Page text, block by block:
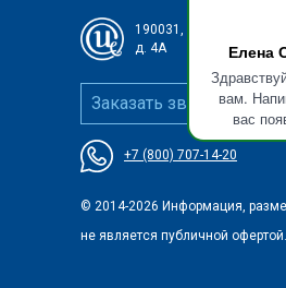
Елена
вам.
вас
190031, г
д. 4А
+7 (800) 707-14-20
Заказать звонок
© 2014-2026 Информация,
не является публичной офертой.